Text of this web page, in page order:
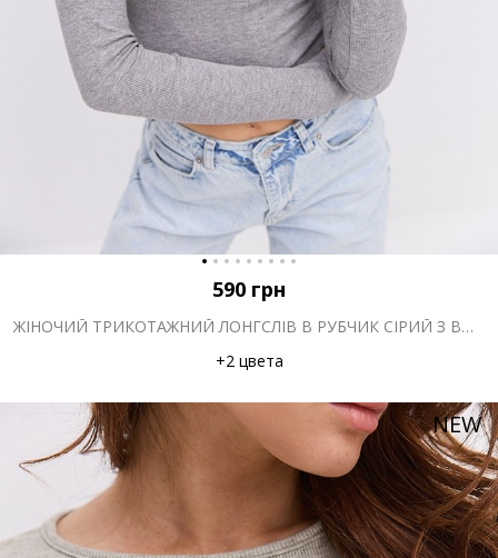
590 грн
ЖІНОЧИЙ ТРИКОТАЖНИЙ ЛОНГСЛІВ В РУБЧИК СІРИЙ З ВИРІЗОМ НАД ГРУДЬМИ
+2 цвета
NEW